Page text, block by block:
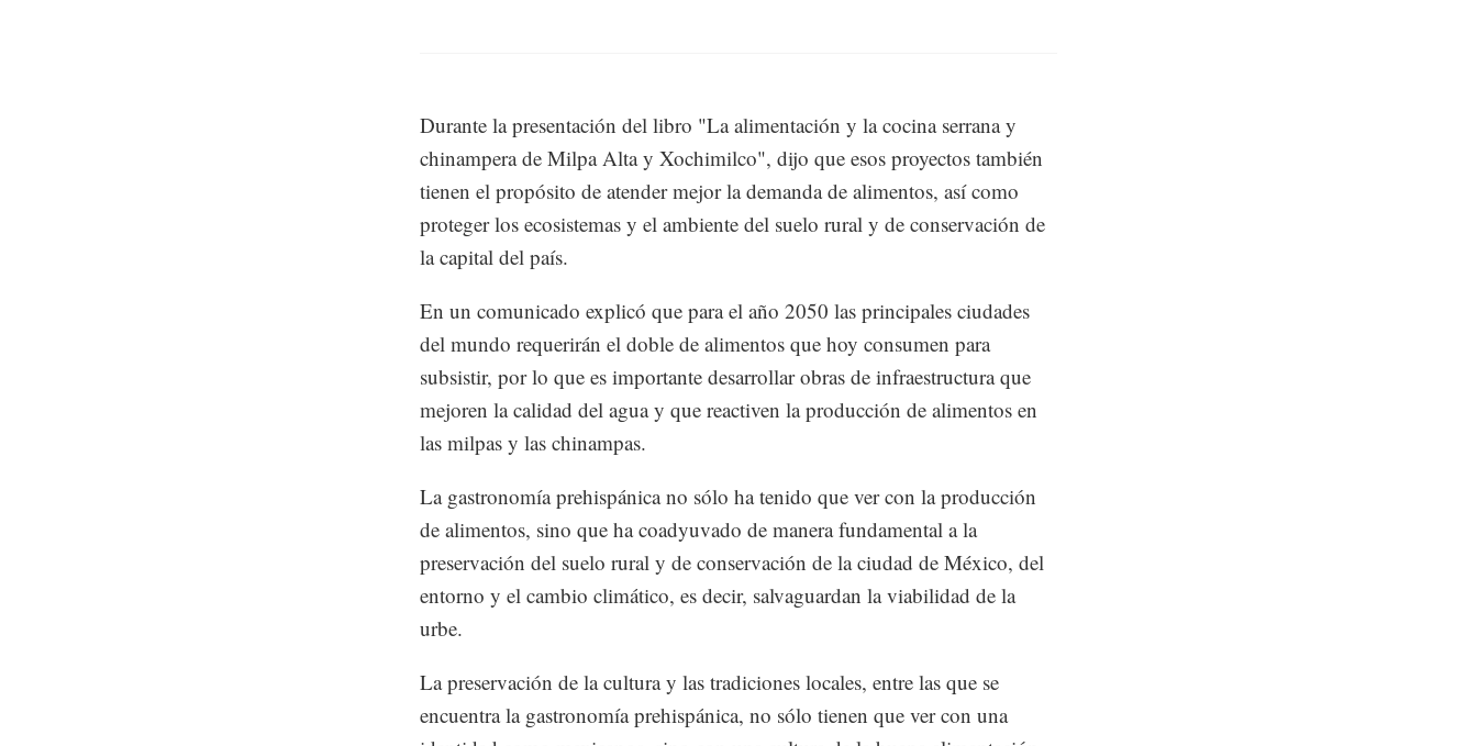
Durante la presentación del libro "La alimentación y la cocina serrana y
chinampera de Milpa Alta y Xochimilco", dijo que esos proyectos también
tienen el propósito de atender mejor la demanda de alimentos, así como
proteger los ecosistemas y el ambiente del suelo rural y de conservación de
la capital del país.
En un comunicado explicó que para el año 2050 las principales ciudades
del mundo requerirán el doble de alimentos que hoy consumen para
subsistir, por lo que es importante desarrollar obras de infraestructura que
mejoren la calidad del agua y que reactiven la producción de alimentos en
las milpas y las chinampas.
La gastronomía prehispánica no sólo ha tenido que ver con la producción
de alimentos, sino que ha coadyuvado de manera fundamental a la
preservación del suelo rural y de conservación de la ciudad de México, del
entorno y el cambio climático, es decir, salvaguardan la viabilidad de la
urbe.
La preservación de la cultura y las tradiciones locales, entre las que se
encuentra la gastronomía prehispánica, no sólo tienen que ver con una